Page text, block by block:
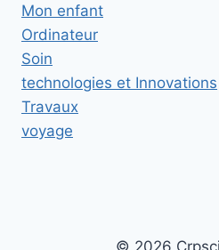
Mon enfant
Ordinateur
Soin
technologies et Innovations
Travaux
voyage
© 2026